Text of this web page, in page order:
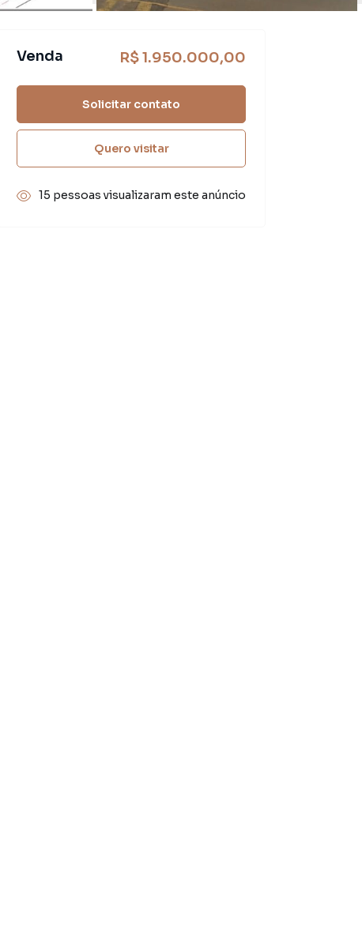
Venda R$ 1.950.000,00
Solicitar contato
Quero visitar
15 pessoas visualizaram este anúncio